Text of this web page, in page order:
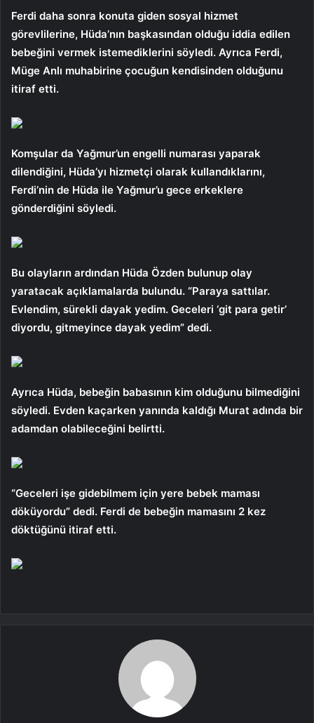
Ferdi daha sonra konuta giden sosyal hizmet
görevlilerine, Hüda’nın başkasından olduğu iddia edilen
bebeğini vermek istemediklerini söyledi. Ayrıca Ferdi,
Müge Anlı muhabirine çocuğun kendisinden olduğunu
itiraf etti.
Komşular da Yağmur’un engelli numarası yaparak
dilendiğini, Hüda’yı hizmetçi olarak kullandıklarını,
Ferdi’nin de Hüda ile Yağmur’u gece erkeklere
gönderdiğini söyledi.
Bu olayların ardından Hüda Özden bulunup olay
yaratacak açıklamalarda bulundu. “Paraya sattılar.
Evlendim, sürekli dayak yedim. Geceleri ‘git para getir’
diyordu, gitmeyince dayak yedim” dedi.
Ayrıca Hüda, bebeğin babasının kim olduğunu bilmediğini
söyledi. Evden kaçarken yanında kaldığı Murat adında bir
adamdan olabileceğini belirtti.
“Geceleri işe gidebilmem için yere bebek maması
döküyordu” dedi. Ferdi de bebeğin mamasını 2 kez
döktüğünü itiraf etti.